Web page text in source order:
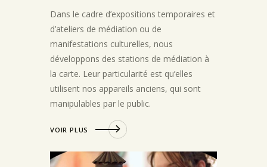
Dans le cadre d’expositions temporaires et
d’ateliers de médiation ou de
manifestations culturelles, nous
développons des stations de médiation à
la carte. Leur particularité est qu’elles
utilisent nos appareils anciens, qui sont
manipulables par le public.
VOIR PLUS